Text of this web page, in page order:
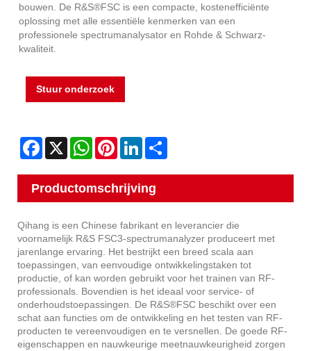
bouwen. De R&S®FSC is een compacte, kostenefficiënte
oplossing met alle essentiële kenmerken van een
professionele spectrumanalysator en Rohde & Schwarz-
kwaliteit.
Stuur onderzoek
Facebook
X WhatsAppPinterestLinkedIn
Productomschrijving
Qihang is een Chinese fabrikant en leverancier die
voornamelijk R&S FSC3-spectrumanalyzer produceert met
jarenlange ervaring. Het bestrijkt een breed scala aan
toepassingen, van eenvoudige ontwikkelingstaken tot
productie, of kan worden gebruikt voor het trainen van RF-
professionals. Bovendien is het ideaal voor service- of
onderhoudstoepassingen. De R&S®FSC beschikt over een
schat aan functies om de ontwikkeling en het testen van RF-
producten te vereenvoudigen en te versnellen. De goede RF-
eigenschappen en nauwkeurige meetnauwkeurigheid zorgen